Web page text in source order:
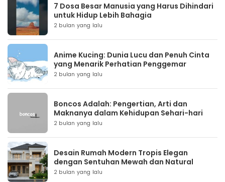
7 Dosa Besar Manusia yang Harus Dihindari
untuk Hidup Lebih Bahagia
2 bulan yang lalu
Anime Kucing: Dunia Lucu dan Penuh Cinta
yang Menarik Perhatian Penggemar
2 bulan yang lalu
Boncos Adalah: Pengertian, Arti dan
Maknanya dalam Kehidupan Sehari-hari
2 bulan yang lalu
Desain Rumah Modern Tropis Elegan
dengan Sentuhan Mewah dan Natural
2 bulan yang lalu